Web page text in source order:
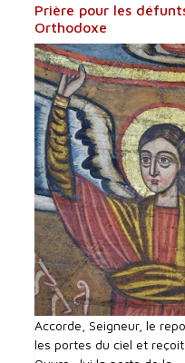
Prière pour les
Orthodoxe
Accorde, Seigneur, le
les portes du ciel et